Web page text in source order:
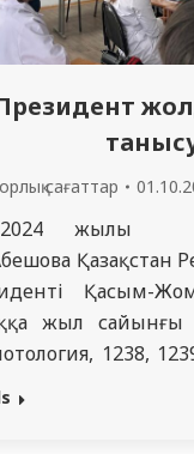
сағаттар
жылы
Қазақстан
Қасым-
жыл сайынғы
1238,